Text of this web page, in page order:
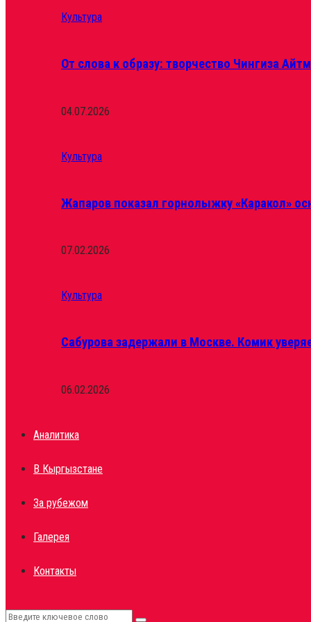
Культура
От слова к образу: творчество Чингиза
04.07.2026
Культура
Жапаров показал горнолыжку «Каракол»
07.02.2026
Культура
Сабурова задержали в Москве. Комик
06.02.2026
Аналитика
В Кыргызстане
За рубежом
Галерея
Контакты
Search